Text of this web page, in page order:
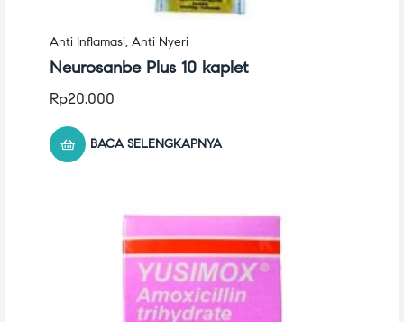
Anti Inflamasi, Anti Nyeri
Neurosanbe Plus 10 kaplet
Rp20.000
BACA SELENGKAPNYA